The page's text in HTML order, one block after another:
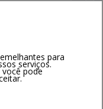
Voltar ao topo
para
serviços.
pode